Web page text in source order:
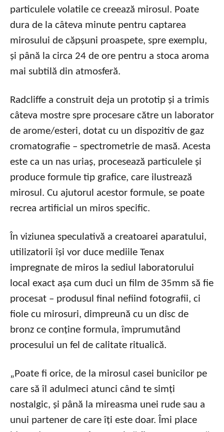
particulele volatile ce creează mirosul. Poate
dura de la câteva minute pentru captarea
mirosului de căpșuni proaspete, spre exemplu,
și până la circa 24 de ore pentru a stoca aroma
mai subtilă din atmosferă.
Radcliffe a construit deja un prototip și a trimis
câteva mostre spre procesare către un laborator
de arome/esteri, dotat cu un dispozitiv de gaz
cromatografie – spectrometrie de masă. Acesta
este ca un nas uriaș, procesează particulele și
produce formule tip grafice, care ilustrează
mirosul. Cu ajutorul acestor formule, se poate
recrea artificial un miros specific.
În viziunea speculativă a creatoarei aparatului,
utilizatorii își vor duce mediile Tenax
impregnate de miros la sediul laboratorului
local exact așa cum duci un film de 35mm să fie
procesat – produsul final nefiind fotografii, ci
fiole cu mirosuri, dimpreună cu un disc de
bronz ce conține formula, împrumutând
procesului un fel de calitate ritualică.
„Poate fi orice, de la mirosul casei bunicilor pe
care să îl adulmeci atunci când te simți
nostalgic, și până la mireasma unei rude sau a
unui partener de care îți este doar. Îmi place